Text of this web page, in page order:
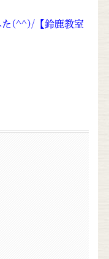
た(^^)/【鈴鹿教室